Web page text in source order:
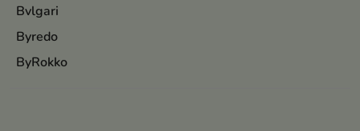
Bvlgari
Byredo
ByRokko